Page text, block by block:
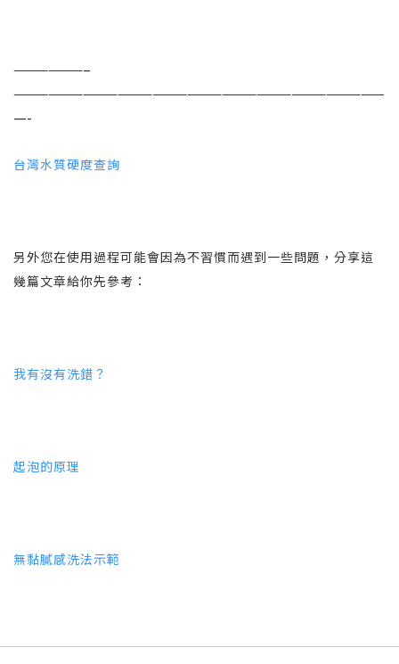
——————–
————————————————————————————————
—-
台灣水質硬度查詢
另外您在使用過程可能會因為不習慣而遇到一些問題，分享這
幾篇文章給你先參考：
我有沒有洗錯？
起泡的原理
無黏膩感洗法示範